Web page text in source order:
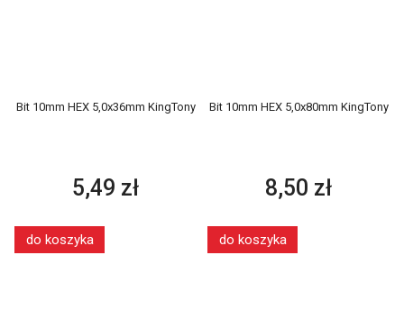
Bit 10mm HEX 5,0x36mm KingTony
5,49 zł
do koszyka
Bit 10mm HEX 5,0x80mm KingTony
8,50 zł
do koszyka